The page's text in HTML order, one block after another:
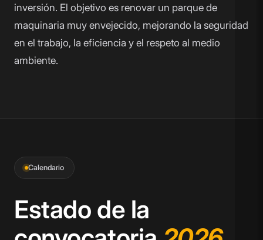
inversión. El objetivo es renovar un parque de
maquinaria muy envejecido, mejorando la seguridad
en el trabajo, la eficiencia y el respeto al medio
ambiente.
Calendario
Estado de la